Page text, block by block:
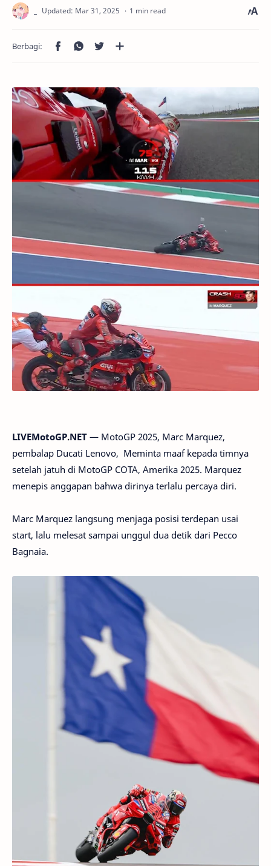
1 min read
LIVEMotoGP.NET — MotoGP 2025, Marc Marquez,
pembalap Ducati Lenovo, Meminta maaf kepada timnya
setelah jatuh di MotoGP COTA, Amerika 2025. Marquez
menepis anggapan bahwa dirinya terlalu percaya diri.
Marc Marquez langsung menjaga posisi terdepan usai
start, lalu melesat sampai unggul dua detik dari Pecco
Bagnaia.